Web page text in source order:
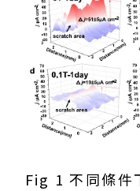
Fig 1 不同條件